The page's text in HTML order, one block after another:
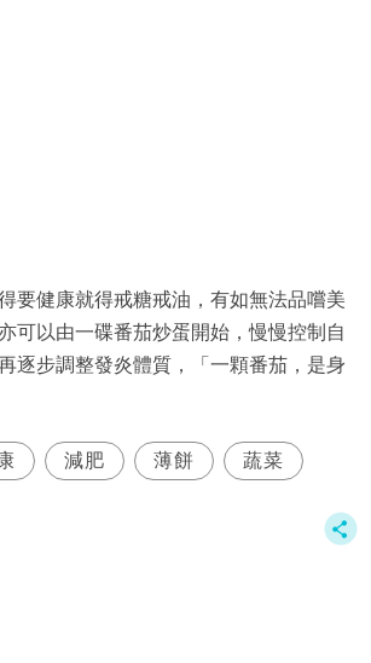
要健康就得戒糖戒油，有如無法品嚐美
可以由一碟番茄炒蛋開始，慢慢控制自
逐步調整發炎體質，「一顆番茄，是身
減肥 薄餅 蔬菜